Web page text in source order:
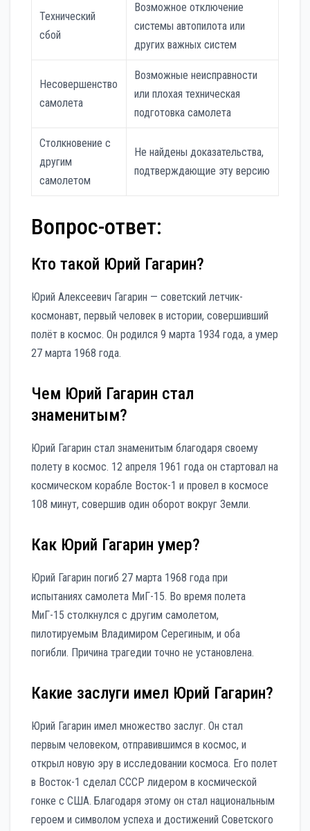
Технический
сбой
Возможное отключение
системы автопилота или
других важных систем
Несовершенство
самолета
Возможные неисправности
или плохая техническая
подготовка самолета
Столкновение с
другим
самолетом
Не найдены доказательства,
подтверждающие эту версию
Вопрос-ответ:
Кто такой Юрий Гагарин?
Юрий Алексеевич Гагарин — советский летчик-
космонавт, первый человек в истории, совершивший
полёт в космос. Он родился 9 марта 1934 года, а умер
27 марта 1968 года.
Чем Юрий Гагарин стал
знаменитым?
Юрий Гагарин стал знаменитым благодаря своему
полету в космос. 12 апреля 1961 года он стартовал на
космическом корабле Восток-1 и провел в космосе
108 минут, совершив один оборот вокруг Земли.
Как Юрий Гагарин умер?
Юрий Гагарин погиб 27 марта 1968 года при
испытаниях самолета МиГ-15. Во время полета
МиГ-15 столкнулся с другим самолетом,
пилотируемым Владимиром Серегиным, и оба
погибли. Причина трагедии точно не установлена.
Какие заслуги имел Юрий Гагарин?
Юрий Гагарин имел множество заслуг. Он стал
первым человеком, отправившимся в космос, и
открыл новую эру в исследовании космоса. Его полет
в Восток-1 сделал СССР лидером в космической
гонке с США. Благодаря этому он стал национальным
героем и символом успеха и достижений Советского